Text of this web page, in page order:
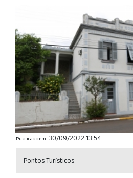
Publicado em: 30/09/2022 13:54
Pontos Turísticos